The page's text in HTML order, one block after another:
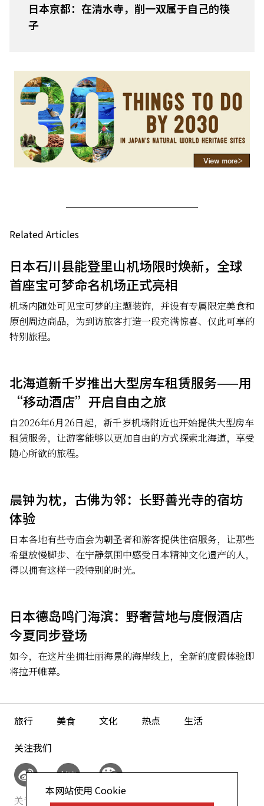
日本京都：在清水寺，削一双属于自己的筷
子
Related Articles
日本石川县能登里山机场限时焕新，全球
首座宝可梦命名机场正式亮相
机场内随处可见宝可梦的主题装饰，并设有专属限定美食和
原创周边商品，为到访旅客打造一段充满惊喜、仅此可享的
特别旅程。
北海道新千岁推出大型房车租赁服务——用
“移动酒店”开启自由之旅
自2026年6月26日起，新千岁机场附近也开始提供大型房车
租赁服务，让游客能够以更加自由的方式探索北海道，享受
随心所欲的旅程。
晨钟为枕，古佛为邻：长野善光寺的宿坊
体验
日本各地有些寺庙会为朝圣者和游客提供住宿服务，让那些
希望放慢脚步、在宁静氛围中感受日本精神文化遗产的人，
得以拥有这样一段特别的时光。
日本德岛鸣门海滨：野奢营地与度假酒店
今夏同步登场
如今，在这片坐拥壮丽海景的海岸线上，全新的度假体验即
将拉开帷幕。
旅行 美食 文化 热点
生活
关注我们
关于我们 网站政策
本网站使用 Cookie